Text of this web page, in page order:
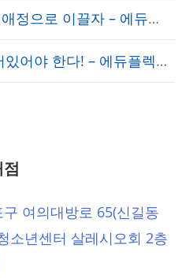
듀플렉스 신도림 학원 임세진 총괄원장
다! – 에듀플렉스 신도림 학원
여의대방로 65(신길동
소년센터 살레시오회 2층